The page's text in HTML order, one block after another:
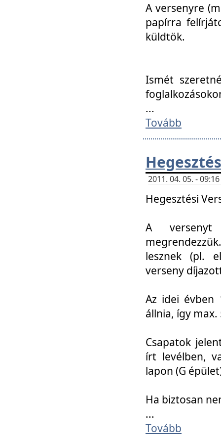
A versenyre
papírra
küldtök.
Ismét
...
Tovább
2011. 04. 05. -
Hegesztési
A versenyt
lesznek (pl.
verseny
Az idei évben
állnia, így
Csapatok
írt levélben,
lapon (G
Ha biztosan
...
Tovább